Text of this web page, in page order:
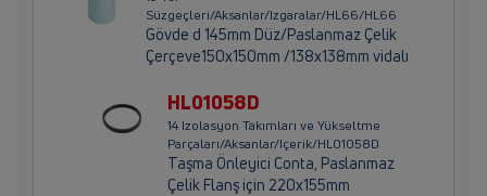
Süzgeçleri/Aksanlar/Izgaralar/HL66/HL66
Gövde d 145mm Düz/Paslanmaz Çelik
Çerçeve150x150mm /138x138mm vidalı
HL01058D
14 Izolasyon Takımları ve Yükseltme
Parçaları/Aksanlar/Içerik/HL01058D
Taşma Önleyici Conta, Paslanmaz
Çelik Flanş için 220x155mm